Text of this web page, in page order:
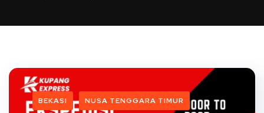
BEKASI NUSA TENGGARA TIMUR